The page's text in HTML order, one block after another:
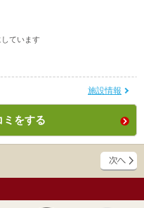
ています
施設情報
ミをする